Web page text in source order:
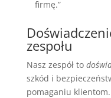
firmę.”
zespołu
Nasz zespół to
szkód i
pomaganiu klientom.